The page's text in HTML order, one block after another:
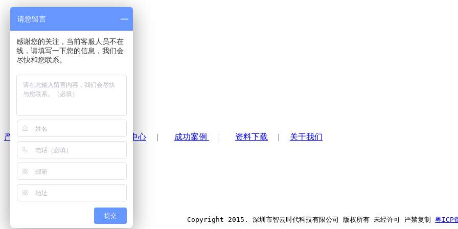
上一篇： 中望CAD
产品目录|解决方案|新闻中心 | 成功案例 | 资料下载 | 关于我们
Copyright 2015. 深圳市智云时代科技有限公司 版权所有 未经许可 严禁复制 粤ICP
请您留言
感谢您的关注，当前客服人员不在
线，请填写一下您的信息，我们会
尽快和您联系。
提交